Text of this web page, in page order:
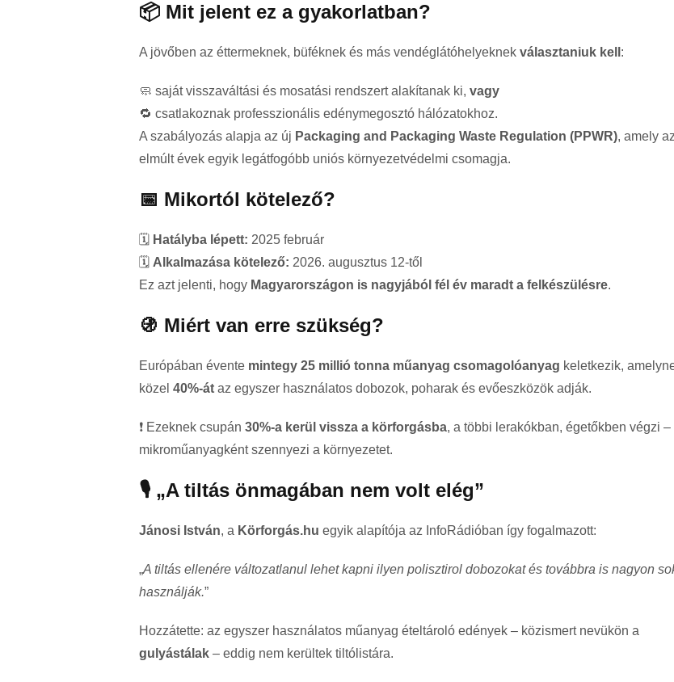
📦 Mit jelent ez a gyakorlatban?
A jövőben az éttermeknek, büféknek és más vendéglátóhelyeknek választaniuk kell :
🧼 saját visszaváltási és mosatási rendszert alakítanak ki, vagy
🔁 csatlakoznak professzionális edénymegosztó hálózatokhoz.
A szabályozás alapja az új Packaging and Packaging Waste Regulation (PPWR), amely az
elmúlt évek egyik legátfogóbb uniós környezetvédelmi csomagja.
📅 Mikortól kötelező?
🗓️ Hatályba lépett: 2025 február
🗓️ Alkalmazása kötelező: 2026. augusztus 12-től
Ez azt jelenti, hogy Magyarországon is nagyjából fél év maradt a felkészülésre.
🚯 Miért van erre szükség?
Európában évente mintegy 25 millió tonna műanyag csomagolóanyag keletkezik,
közel 40%-át az egyszer használatos dobozok, poharak és evőeszközök adják.
❗ Ezeknek csupán 30%-a kerül vissza a körforgásba, a többi lerakókban, égetőkben végzi –
mikroműanyagként szennyezi a környezetet.
🎙️ „A tiltás önmagában nem volt elég”
Jánosi István, a Körforgás.hu egyik alapítója az InfoRádióban így fogalmazott:
„A tiltás ellenére változatlanul lehet kapni ilyen polisztirol dobozokat és továbbra is nagyon
használják.”
Hozzátette: az egyszer használatos műanyag ételtároló edények – közismert nevükön a
gulyástálak – eddig nem kerültek tiltólistára.